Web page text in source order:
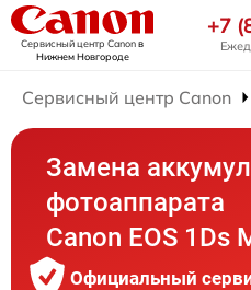
Сервисный центр Canonв
Нижнем Новгороде
+7
Сервисный центр Canon
Замена
фотоаппарата
Canon EOS 1Ds
Официальный